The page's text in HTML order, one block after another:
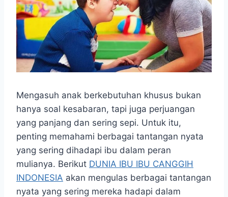
Mengasuh anak berkebutuhan khusus bukan
hanya soal kesabaran, tapi juga perjuangan
yang panjang dan sering sepi. Untuk itu,
penting memahami berbagai tantangan nyata
yang sering dihadapi ibu dalam peran
mulianya. Berikut DUNIA IBU IBU CANGGIH
INDONESIA akan mengulas berbagai tantangan
nyata yang sering mereka hadapi dalam